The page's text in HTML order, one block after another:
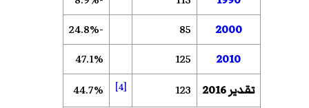
2000
85
-24.8%
2010
125
47.1%
تقدير 2016
123
[4]
44.7%